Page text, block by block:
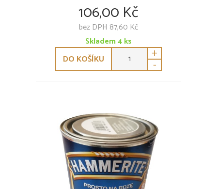
106,00 Kč
bez DPH 87,60 Kč
Skladem4ks
DO KOŠÍKU
+
-